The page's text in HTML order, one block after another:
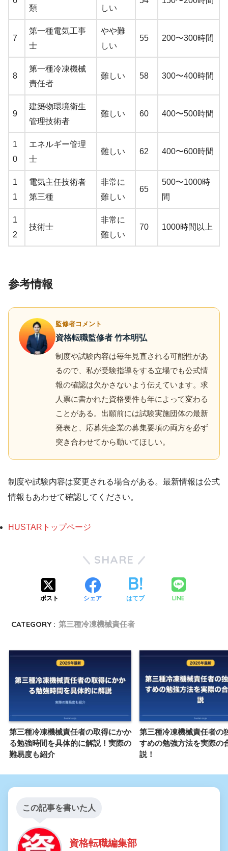
類
しい
7
第一種電気工事
士
やや難
しい
55 200〜300時間
8
第一種冷凍機械
責任者
難しい 58 300〜400時間
9
建築物環境衛生
管理技術者
難しい 60 400〜500時間
1
0
エネルギー管理
士
難しい 62 400〜600時間
1
1
電気主任技術者
第三種
非常に
難しい
65
500〜1000時
間
1
2
技術士
非常に
難しい
70 1000時間以上
参考情報
監修者コメント
資格転職監修者 竹本明弘
制度や試験内容は毎年見直される可能性があ
るので、私が受験指導をする立場でも公式情
報の確認は欠かさないよう伝えています。求
人票に書かれた資格要件も年によって変わる
ことがある。出願前には試験実施団体の最新
発表と、応募先企業の募集要項の両方を必ず
突き合わせてから動いてほしい。
制度や試験内容は変更される場合がある。最新情報は公式
情報もあわせて確認してください。
HUSTARトップページ
SHARE
ポスト シェア はてブ LINE
CATEGORY : 第三種冷凍機械責任者
第三種冷凍機械責任者の取得にかか
る勉強時間を具体的に解説！実際の
難易度も紹介
第三種冷凍機械責任者の
すめの勉強方法を実際の
説！
この記事を書いた人
資格転職編集部